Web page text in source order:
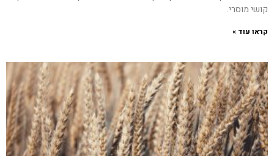
קושי מוסרי.
קראו עוד »